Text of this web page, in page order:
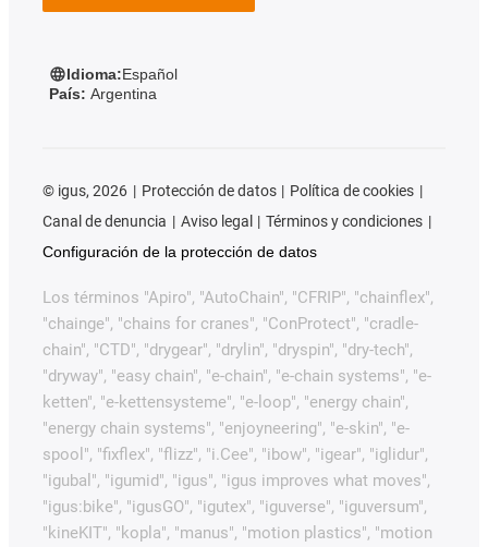
Idioma:Español
País: Argentina
© igus, 2026 Protección de datos
Política de cookies
Canal de denuncia
Aviso legal
Términos y condiciones
Configuración de la protección de datos
Los términos "Apiro", "AutoChain", "CFRIP", "chainflex",
"chainge", "chains for cranes", "ConProtect", "cradle-
chain", "CTD", "drygear", "drylin", "dryspin", "dry-tech",
"dryway", "easy chain", "e-chain", "e-chain systems", "e-
ketten", "e-kettensysteme", "e-loop", "energy chain",
"energy chain systems", "enjoyneering", "e-skin", "e-
spool", "fixflex", "flizz", "i.Cee", "ibow", "igear", "iglidur",
"igubal", "igumid", "igus", "igus improves what moves",
"igus:bike", "igusGO", "igutex", "iguverse", "iguversum",
"kineKIT", "kopla", "manus", "motion plastics", "motion